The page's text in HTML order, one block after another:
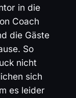
in die
Coach
die Gäste
So
nicht
sich
es leider